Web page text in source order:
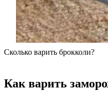
Сколько варить брокколи?
Как варить